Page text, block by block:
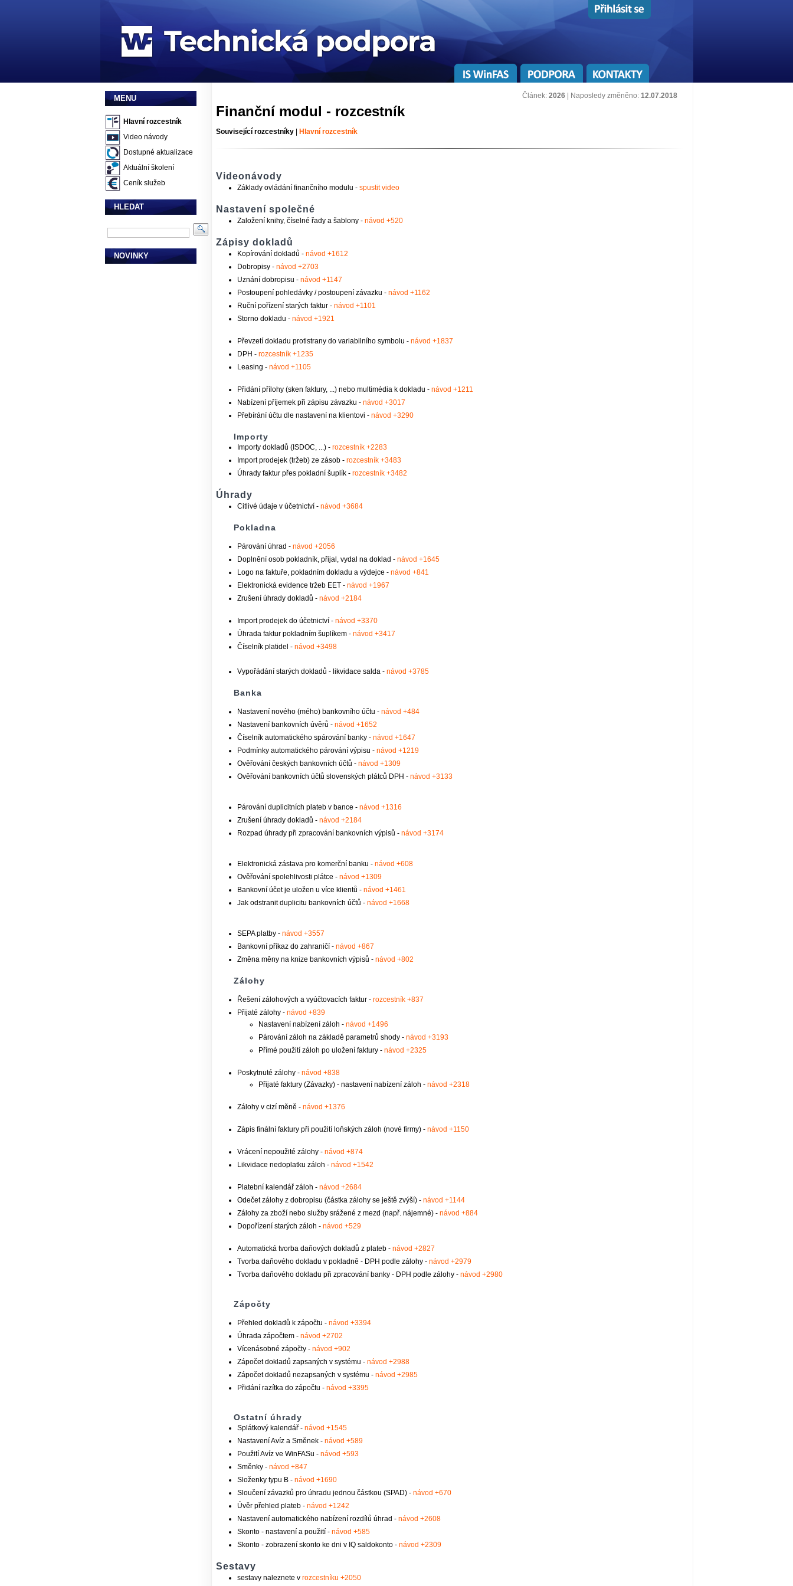
MENU
Hlavní rozcestník
Video návody
Dostupné aktualizace
Aktuální školení
Ceník služeb
HLEDAT
NOVINKY
Článek: 2026| Naposledy změněno: 12.07.2018
Finanční modul - rozcestník
Související rozcestníky| Hlavní rozcestník
Videonávody
Základy ovládání finančního modulu - spustit video
Nastavení společné
Založení knihy, číselné řady a šablony - návod +520
Zápisy dokladů
Kopírování dokladů - návod +1612
Dobropisy - návod +2703
Uznání dobropisu - návod +1147
Postoupení pohledávky / postoupení závazku - návod +1162
Ruční pořízení starých faktur - návod +1101
Storno dokladu - návod +1921
Převzetí dokladu protistrany do variabilního symbolu - návod +1837
DPH - rozcestník +1235
Leasing - návod +1105
Přidání přílohy (sken faktury, ...) nebo multimédia k dokladu - návod +1211
Nabízení příjemek při zápisu závazku - návod +3017
Přebírání účtu dle nastavení na klientovi - návod +3290
Importy
Importy dokladů (ISDOC, ...) - rozcestník +2283
Import prodejek (tržeb) ze zásob - rozcestník +3483
Úhrady faktur přes pokladní šuplík - rozcestník +3482
Úhrady
Citlivé údaje v účetnictví - návod +3684
Pokladna
Párování úhrad - návod +2056
Doplnění osob pokladník, přijal, vydal na doklad - návod +1645
Logo na faktuře, pokladním dokladu a výdejce - návod +841
Elektronická evidence tržeb EET - návod +1967
Zrušení úhrady dokladů - návod +2184
Import prodejek do účetnictví - návod +3370
Úhrada faktur pokladním šuplíkem - návod +3417
Číselník platidel - návod +3498
Vypořádání starých dokladů - likvidace salda - návod +3785
Banka
Nastavení nového (mého) bankovního účtu - návod +484
Nastavení bankovních úvěrů - návod +1652
Číselník automatického spárování banky - návod +1647
Podmínky automatického párování výpisu - návod +1219
Ověřování českých bankovních účtů - návod +1309
Ověřování bankovních účtů slovenských plátců DPH - návod +3133
Párování duplicitních plateb v bance - návod +1316
Zrušení úhrady dokladů - návod +2184
Rozpad úhrady při zpracování bankovních výpisů - návod +3174
Elektronická zástava pro komerční banku - návod +608
Ověřování spolehlivosti plátce - návod +1309
Bankovní účet je uložen u více klientů - návod +1461
Jak odstranit duplicitu bankovních účtů - návod +1668
SEPA platby - návod +3557
Bankovní příkaz do zahraničí - návod +867
Změna měny na knize bankovních výpisů - návod +802
Zálohy
Řešení zálohových a vyúčtovacích faktur - rozcestník +837
Přijaté zálohy - návod +839
Nastavení nabízení záloh - návod +1496
Párování záloh na základě parametrů shody - návod +3193
Přímé použití záloh po uložení faktury - návod +2325
Poskytnuté zálohy - návod +838
Přijaté faktury (Závazky) - nastavení nabízení záloh - návod +2318
Zálohy v cizí měně - návod +1376
Zápis finální faktury při použití loňských záloh (nové firmy) - návod +1150
Vrácení nepoužité zálohy - návod +874
Likvidace nedoplatku záloh - návod +1542
Platební kalendář záloh - návod +2684
Odečet zálohy z dobropisu (částka zálohy se ještě zvýší) - návod +1144
Zálohy za zboží nebo služby srážené z mezd (např. nájemné) - návod +884
Dopořízení starých záloh - návod +529
Automatická tvorba daňových dokladů z plateb - návod +2827
Tvorba daňového dokladu v pokladně - DPH podle zálohy - návod +2979
Tvorba daňového dokladu při zpracování banky - DPH podle zálohy - návod +2980
Zápočty
Přehled dokladů k zápočtu - návod +3394
Úhrada zápočtem - návod +2702
Vícenásobné zápočty - návod +902
Zápočet dokladů zapsaných v systému - návod +2988
Zápočet dokladů nezapsaných v systému - návod +2985
Přidání razítka do zápočtu - návod +3395
Ostatní úhrady
Splátkový kalendář - návod +1545
Nastavení Avíz a Směnek - návod +589
Použití Avíz ve WinFASu - návod +593
Směnky - návod +847
Složenky typu B - návod +1690
Sloučení závazků pro úhradu jednou částkou (SPAD) - návod +670
Úvěr přehled plateb - návod +1242
Nastavení automatického nabízení rozdílů úhrad - návod +2608
Skonto - nastavení a použití - návod +585
Skonto - zobrazení skonto ke dni v IQ saldokonto - návod +2309
Sestavy
sestavy naleznete v rozcestníku +2050